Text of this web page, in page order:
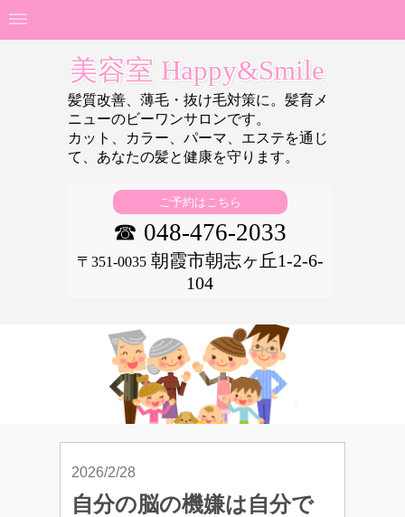
美容室 Happy&Smile
髪質改善、薄毛・抜け毛対策に。髪育メ
ニューのビーワンサロンです。
カット、カラー、パーマ、エステを通じ
て、あなたの髪と健康を守ります。
ご予約はこちら
☎ 048-476-2033
〒351-0035朝霞市朝志ヶ丘1-2-6-
104
2026/2/28
自分の脳の機嫌は自分で